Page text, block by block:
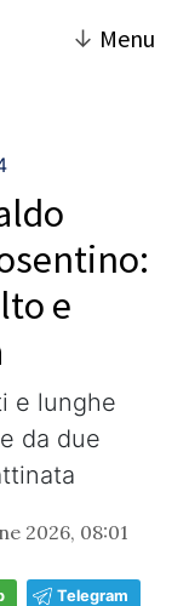
↓ Menu
e
e lunghe
da due
2026, 08:01
Telegram